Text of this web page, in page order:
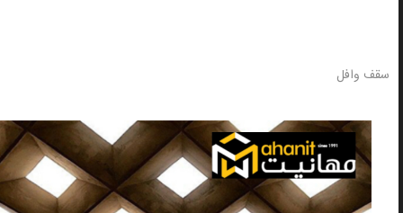
سقف وافل